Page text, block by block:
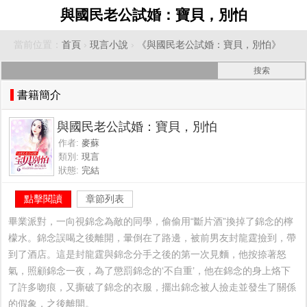
與國民老公試婚：寶貝，別怕
當前位置： 首頁 › 現言小說 › 《與國民老公試婚：寶貝，別怕》
書籍簡介
與國民老公試婚：寶貝，別怕
作者: 麥蘇
類別: 現言
狀態: 完結
點擊閱讀 章節列表
畢業派對，一向視錦念為敵的同學，偷偷用“斷片酒”換掉了錦念的檸
檬水。錦念誤喝之後離開，暈倒在了路邊，被前男友封龍霆撿到，帶
到了酒店。這是封龍霆與錦念分手之後的第一次見麵，他按捺著怒
氣，照顧錦念一夜，為了懲罰錦念的‘不自重’，他在錦念的身上烙下
了許多吻痕，又撕破了錦念的衣服，擺出錦念被人撿走並發生了關係
的假象，之後離開。